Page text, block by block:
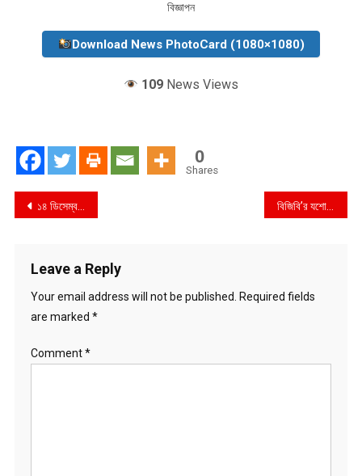
বিজ্ঞাপন
Download News PhotoCard (1080×1080)
109 News Views
0
Shares
Post
১৪ ডিসেম্বর শহীদ বুদ্ধিজীবি দিবসের সঙ্গে মিশে আছে এক রক্তের ইতিহাস বিজিবি’র যশোর ব্যাটালিয়নের অভিযানে চৌগাছার তিলকপুর সীমান্ত থেকে ২ কেজি ওজনের ১৮টি স্বর্ণের বার সহ ১ জন আটক
Leave a Reply
Your email address will not be published. Required fields
are marked *
Comment*